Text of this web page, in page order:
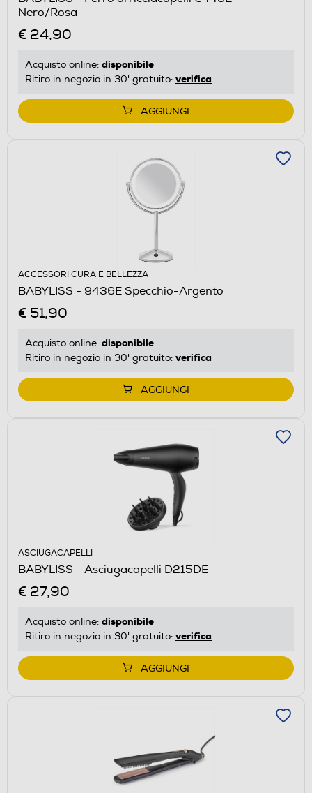
Nero/Rosa
€ 24,90
Acquisto online: disponibile
Ritiro in negozio in 30' gratuito: verifica
AGGIUNGI
ACCESSORI CURA E BELLEZZA
BABYLISS - 9436E Specchio-Argento
€ 51,90
Acquisto online: disponibile
Ritiro in negozio in 30' gratuito: verifica
AGGIUNGI
ASCIUGACAPELLI
BABYLISS - Asciugacapelli D215DE
€ 27,90
Acquisto online: disponibile
Ritiro in negozio in 30' gratuito: verifica
AGGIUNGI